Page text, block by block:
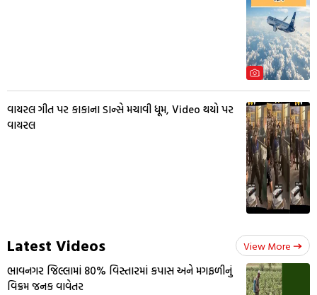
વાયરલ ગીત પર કાકાના ડાન્સે મચાવી ધૂમ, Video થયો પર
વાયરલ
Latest Videos View More
ભાવનગર જિલ્લામાં 80% વિસ્તારમાં કપાસ અને મગફળીનું
વિક્રમ જનક વાવેતર